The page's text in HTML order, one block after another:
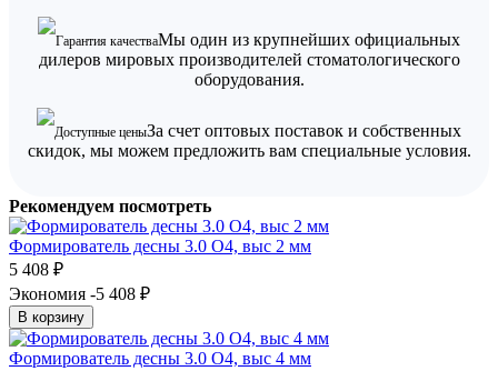
Гарантия качестваМы один из крупнейших официальных
дилеров мировых производителей стоматологического
оборудования.
Доступные ценыЗа счет оптовых поставок и собственных
скидок, мы можем предложить вам специальные условия.
Рекомендуем посмотреть
Формирователь десны 3.0 O4, выс 2 мм
5 408 ₽
Экономия -5 408 ₽
В корзину
Формирователь десны 3.0 O4, выс 4 мм